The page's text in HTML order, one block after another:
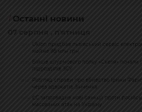
Останні новини
07 серпня , п'ятниця
Uklon придбав львівський сервіс
майже 98 млн грн
Бійців штурмового полку «Скеля»
підрозділів ЗСУ
Розгляд справи про вбивство Ірини
через адвокатів Зінченка
ЄС запровадив нові санкції проти
масованих атак на Україну